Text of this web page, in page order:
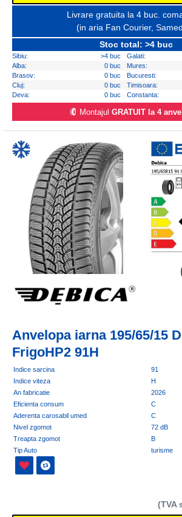
Livrare gratuita la 4 buc.
(in aria Fan Courier,
Stoc total: >4 buc
Sibiu: >4 buc Galati:
Alba:
0 buc Mures:
Brasov:
0 buc Bucuresti:
Cluj:
0 buc Timisoara:
Deva:
0 buc Constanta:
Montajul GRATUIT la 4
Anvelopa iarna 195/65/15
FrigoHP2 91H
Indice sarcina
91
Indice viteza
H
An fabricatie
2026
Eficienta consum
C
Aderenta carosabil umed
C
Nivel zgomot
72 dB
Treapta zgomot
B
Tip Auto
turisme
(TVA